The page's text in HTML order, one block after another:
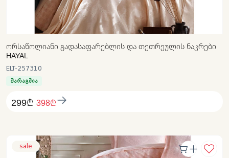
ᲝᲠᲡᲐᲬᲝᲚᲘᲐᲜᲘ ᲒᲐᲓᲐᲡᲐᲤᲐᲠᲔᲑᲚᲘᲡ ᲓᲐ ᲗᲔᲗᲠᲔᲣᲚᲘᲡ ᲜᲐᲙᲠᲔᲑᲘ
HAYAL
ELT-257310
მარაგშია
299₾ 398₾
sale